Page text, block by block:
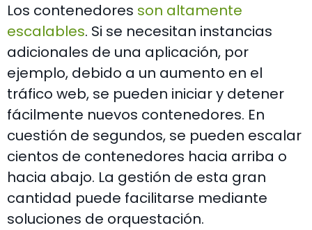
Los contenedores son altamente
escalables. Si se necesitan instancias
adicionales de una aplicación, por
ejemplo, debido a un aumento en el
tráfico web, se pueden iniciar y detener
fácilmente nuevos contenedores. En
cuestión de segundos, se pueden escalar
cientos de contenedores hacia arriba o
hacia abajo. La gestión de esta gran
cantidad puede facilitarse mediante
soluciones de orquestación.